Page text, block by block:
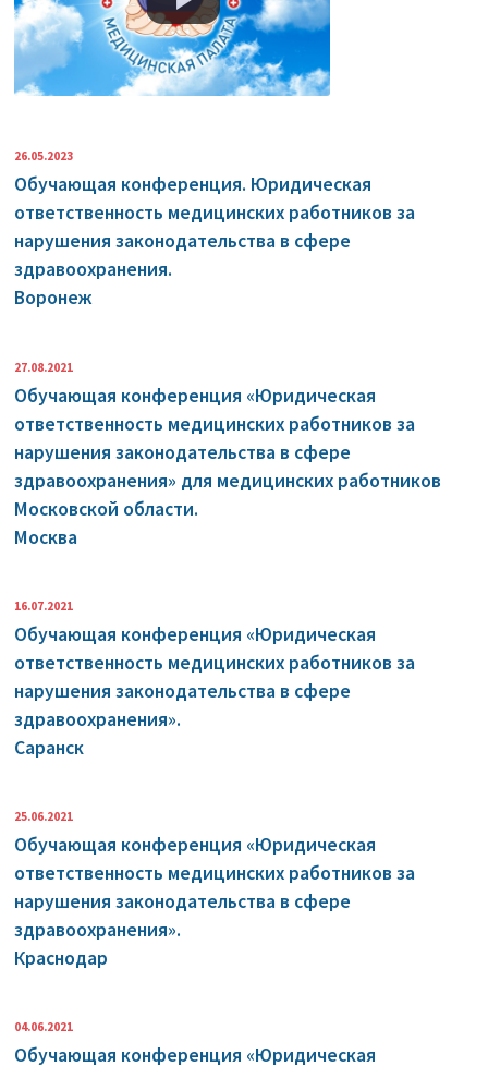
26.05.2023
Обучающая конференция. Юридическая
ответственность медицинских работников за
нарушения законодательства в сфере
здравоохранения.
Воронеж
27.08.2021
Обучающая конференция «Юридическая
ответственность медицинских работников за
нарушения законодательства в сфере
здравоохранения» для медицинских работников
Московской области.
Москва
16.07.2021
Обучающая конференция «Юридическая
ответственность медицинских работников за
нарушения законодательства в сфере
здравоохранения».
Саранск
25.06.2021
Обучающая конференция «Юридическая
ответственность медицинских работников за
нарушения законодательства в сфере
здравоохранения».
Краснодар
04.06.2021
Обучающая конференция «Юридическая